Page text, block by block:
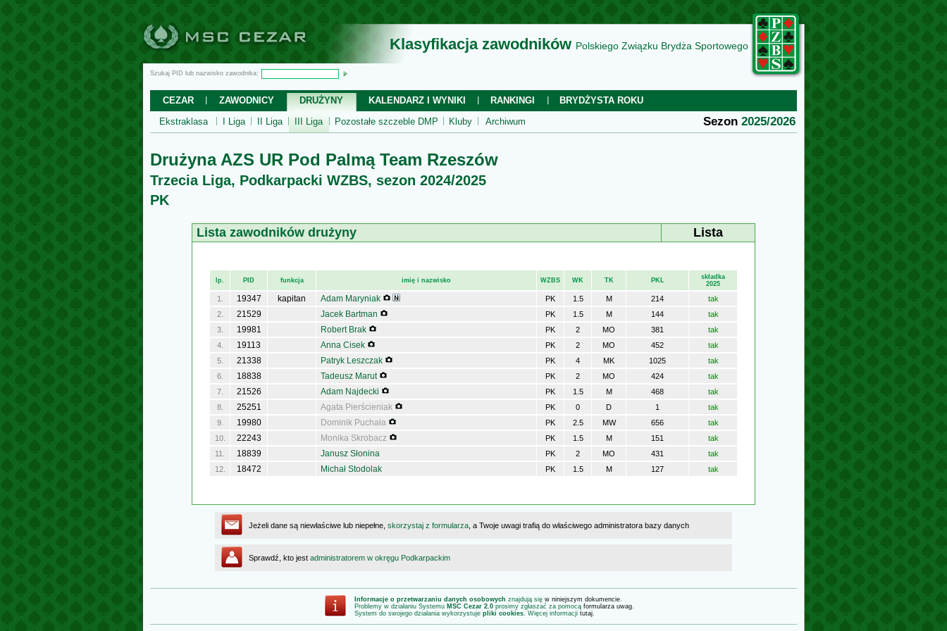
Klasyfikacja zawodników Polskiego Związku Brydża Sportowego
Szukaj PID lub nazwisko zawodnika:
CEZAR ZAWODNICY DRUŻYNY KALENDARZ I WYNIKI RANKINGI
BRYDŻYSTA ROKU
Ekstraklasa
I Liga II Liga III Liga Pozostałe szczeble DMP Kluby Archiwum Sezon 2025/2026
Drużyna AZS UR Pod Palmą Team Rzeszów
Trzecia Liga, Podkarpacki WZBS, sezon 2024/2025
PK
Lista zawodników drużyny Lista
lp. PID funkcja imię i nazwisko WZBS WK TK PKL
składka
2025
1. 19347 kapitan Adam Maryniak PK 1.5 M 214
tak
2.
21529 Jacek Bartman PK 1.5 M 144
tak
3.
19981 Robert Brak PK 2 MO 381
tak
4.
19113 Anna Cisek PK 2 MO 452
tak
5.
21338 Patryk Leszczak PK 4 MK 1025
tak
6.
18838 Tadeusz Marut PK 2 MO 424
tak
7.
21526 Adam Najdecki PK 1.5 M 468
tak
8.
25251 Agata Pierścieniak PK 0 D 1
tak
9.
19980 Dominik Puchała PK 2.5 MW 656
tak
10.
22243 Monika Skrobacz PK 1.5 M 151
tak
11.
18839 Janusz Słonina PK 2 MO 431
tak
12.
18472 Michał Stodolak PK 1.5 M 127 tak
Jeżeli dane są niewłaściwe lub niepełne, skorzystaj z formularza , a Twoje uwagi trafią do właściwego administratora bazy danych
Sprawdź, kto jest administratorem w okręgu Podkarpackim
Informacje o przetwarzaniu danych osobowych znajdują się w niniejszym dokumencie.
Problemy w działaniu Systemu MSC Cezar 2.0 prosimy zgłaszać za pomocą formularza uwag.
System do swojego działania wykorzystuje pliki cookies. Więcej informacji tutaj.